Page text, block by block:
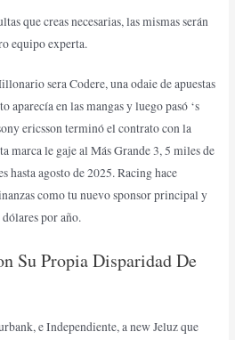
que creas necesarias, las mismas serán
equipo experta.
sera Codere, una odaie de apuestas
aparecía en las mangas y luego pasó ‘s
ericsson terminó el contrato con la
marca le gaje al Más Grande 3, 5 miles de
hasta agosto de 2025. Racing hace
como tu nuevo sponsor principal y
por año.
Su Propia Disparidad De
e Independiente, a new Jeluz que